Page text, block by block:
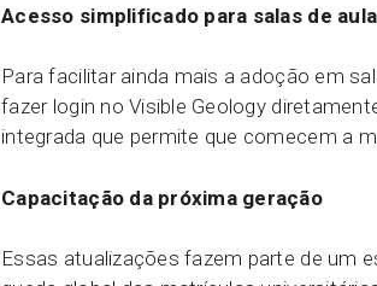
Acesso simplificado para salas de aula
Para facilitar ainda mais a adoção em
fazer login no Visible Geology
integrada que permite que comecem a
Capacitação da próxima geração
Essas atualizações fazem parte de um